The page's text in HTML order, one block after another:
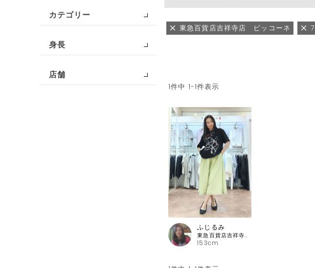
カテゴリー
身長
店舗
東急百貨店吉祥寺店 ピッコーネ
1件中 1-1件表示
153cm
ふじるみ
東急百貨店吉祥寺店 ピッコーネ